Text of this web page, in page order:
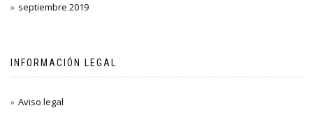
septiembre 2019
INFORMACIÓN LEGAL
Aviso legal